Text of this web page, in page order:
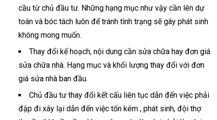
cầu từ chủ đầu tư. Những hạng mục như vậy cần lên dự
toán và bóc tách luôn để tránh tình trạng sẽ gây phát sinh
không mong muốn.
Thay đổi kế hoạch, nội dung cần sửa chữa hay đơn giá
sửa chữa nhà. Hạng mục và khối lượng thay đổi với đơn
giá sửa nhà ban đầu.
Chủ đầu tư thay đổi kết cấu liên tục dẫn đến việc phải
đập đi xây lại dẫn đến việc tốn kém , phát sinh, đội thợ